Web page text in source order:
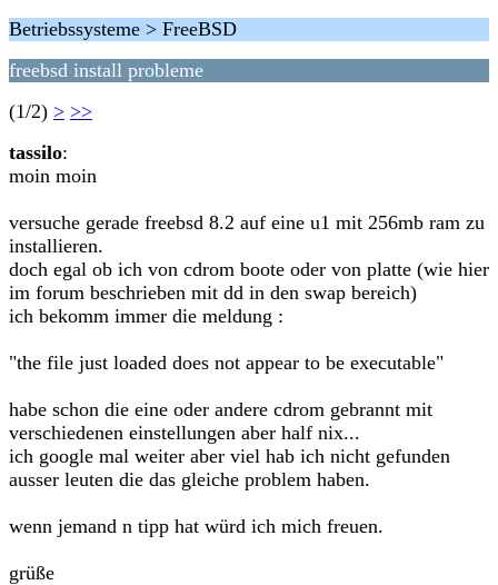
Betriebssysteme > FreeBSD
freebsd install probleme
(1/2) > >>
tassilo:
moin moin
versuche gerade freebsd 8.2 auf eine u1 mit 256mb ram zu
installieren.
doch egal ob ich von cdrom boote oder von platte (wie hier
im forum beschrieben mit dd in den swap bereich)
ich bekomm immer die meldung :
"the file just loaded does not appear to be executable"
habe schon die eine oder andere cdrom gebrannt mit
verschiedenen einstellungen aber half nix...
ich google mal weiter aber viel hab ich nicht gefunden
ausser leuten die das gleiche problem haben.
wenn jemand n tipp hat würd ich mich freuen.
grüße